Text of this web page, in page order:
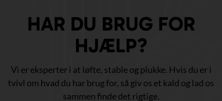
HAR DU BRUG FOR
HJÆLP?
Vi er eksperter i at løfte, stable og plukke. Hvis du er i
tvivl om hvad du har brug for, så giv os et kald og lad os
sammen finde det rigtige.